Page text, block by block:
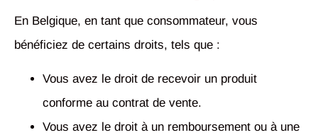
En Belgique, en tant que consommateur, vous
bénéficiez de certains droits, tels que :
Vous avez le droit de recevoir un produit
conforme au contrat de vente.
Vous avez le droit à un remboursement ou à une